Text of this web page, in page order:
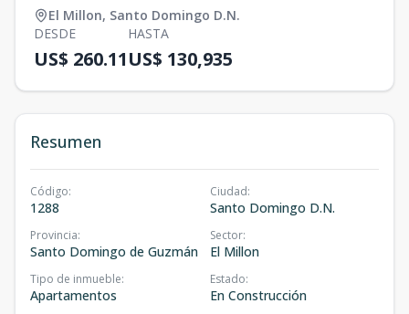
El Millon, Santo Domingo D.N.
DESDE
US$ 260.11
HASTA
US$ 130,935
Resumen
Código:
1288
Ciudad:
Santo Domingo D.N.
Provincia:
Santo Domingo de Guzmán
Sector:
El Millon
Tipo de inmueble:
Apartamentos
Estado:
En Construcción